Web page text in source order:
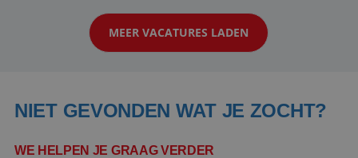
klanten te overtuigen om die droomreis te
boeken! ...
MEER VACATURES LADEN
NIET GEVONDEN WAT JE ZOCHT?
WE HELPEN JE GRAAG VERDER